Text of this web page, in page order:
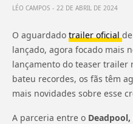
LÉO CAMPOS 22 DE ABRIL DE 2024
O aguardadotrailer oficialde
lançado, agora focado mais
lançamento do teaser trailer
bateu recordes, os fãs têm
mais novidades sobre esse
A parceria entre o Deadpool,